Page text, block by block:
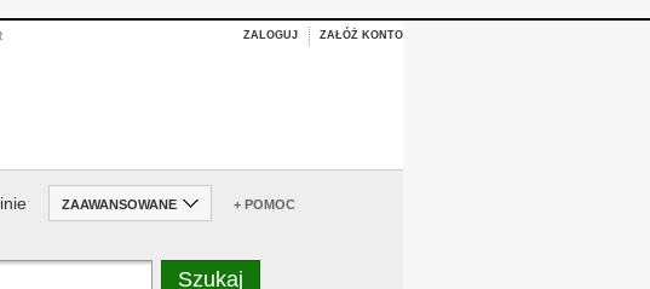
ZALOGUJ ZAŁÓŻ KONTO
ZAAWANSOWANE + POMOC